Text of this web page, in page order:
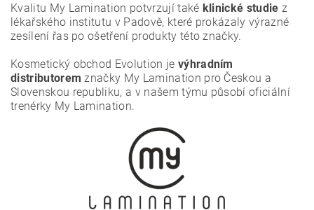
Kvalitu My Lamination potvrzují také klinické studie z
lékařského institutu v Padově, které prokázaly výrazné
zesílení řas po ošetření produkty této značky.
Kosmetický obchod Evolution je výhradním
distributorem značky My Lamination pro Českou a
Slovenskou republiku, a v našem týmu působí oficiální
trenérky My Lamination.